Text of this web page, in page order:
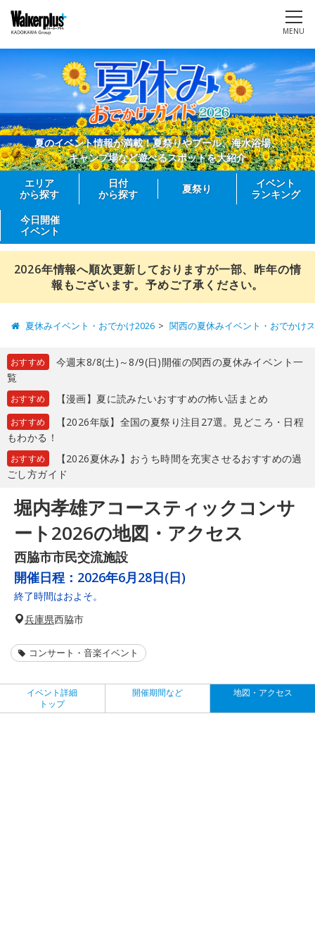
MENU
夏のイベント情報が満載！夏祭りやプール、海水浴場、
キャンプ場など遊べるスポットを大紹介
エリア
から探す
日付
から探す
夏祭り
イベント
ランキング
今日開催
イベント
2026年情報へ順次更新しておりますが一部、昨年の情
報もございます。予めご了承ください。
夏休みイベント・おでかけ2026 関西の夏休みイベント・おでかけ
おすすめ
今週末8/8(土)～8/9(日)開催の関西の夏休みイベント一
覧
おすすめ 【漫画】夏に読みたいおすすめの怖い話まとめ
おすすめ
【2026年版】全国の夏祭り注目27選。見どころ・日程
もわかる！
おすすめ
【2026夏休み】おうち時間を充実させるおすすめの過
ごし方ガイド
堀内孝雄アコースティックコンサ
ート2026の地図・アクセス
西脇市市民交流施設
開催日程： 2026年6月28日(日)
終了時間はおよそ。
兵庫県西脇市
コンサート・音楽イベント
イベント詳細
トップ
開催期間など 地図・アクセス